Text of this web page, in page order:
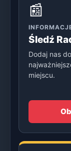
📰
Śledź
Dodaj nas
miejscu.